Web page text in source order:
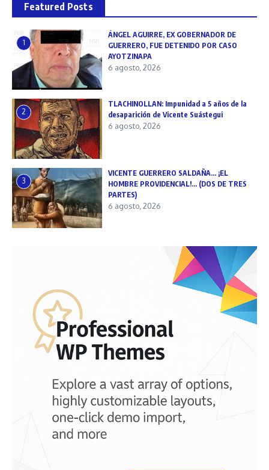
Featured Posts
1
ÁNGEL AGUIRRE, EX GOBERNADOR DE
GUERRERO, FUE DETENIDO POR CASO
AYOTZINAPA
6 agosto, 2026
2
TLACHINOLLAN: Impunidad a 5 años de la
desaparición de Vicente Suástegui
6 agosto, 2026
3
VICENTE GUERRERO SALDAÑA… ¡EL
HOMBRE PROVIDENCIAL!… (DOS DE TRES
PARTES)
6 agosto, 2026